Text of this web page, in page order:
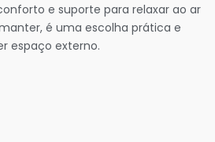
e suporte para relaxar ao ar
é uma escolha prática e
espaço externo.